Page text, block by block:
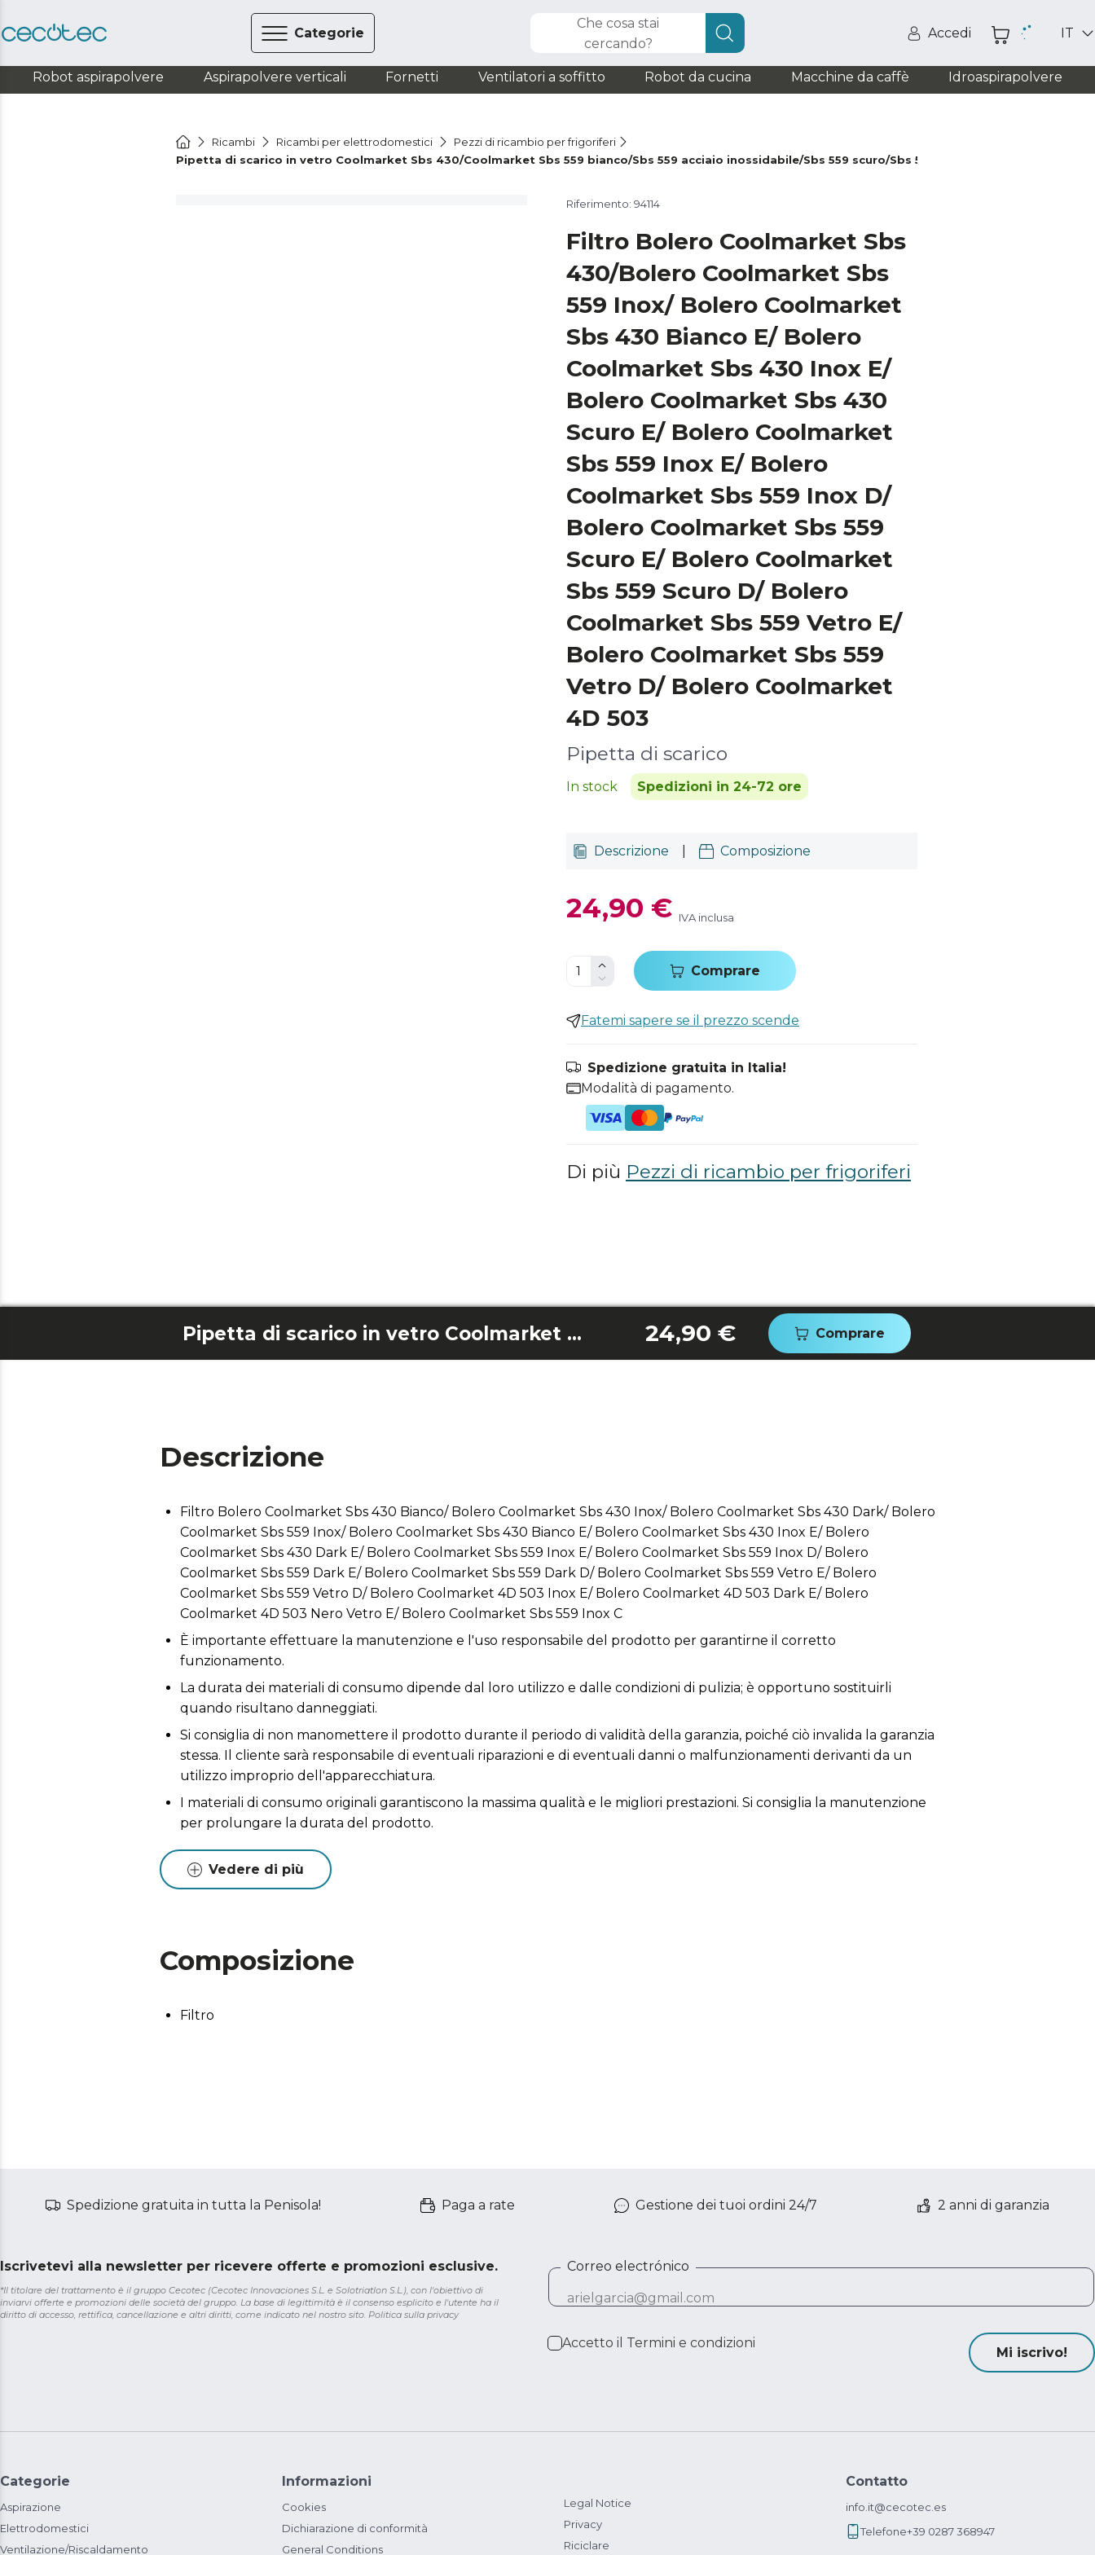
Categorie
Che cosa stai
cercando?
Accedi IT
Robot aspirapolvere Aspirapolvere verticali Fornetti Ventilatori a soffitto Robot da cucina Macchine da caffè Idroaspirapolvere
Ricambi Ricambi per elettrodomestici
Pezzi di ricambio per frigoriferi
Pipetta di scarico in vetro Coolmarket Sbs 430/Coolmarket Sbs 559 bianco/Sbs 559 acciaio inossidabile/Sbs 559 scuro/Sbs 559
Riferimento: 94114
Filtro Bolero Coolmarket Sbs
430/Bolero Coolmarket Sbs
559 Inox/ Bolero Coolmarket
Sbs 430 Bianco E/ Bolero
Coolmarket Sbs 430 Inox E/
Bolero Coolmarket Sbs 430
Scuro E/ Bolero Coolmarket
Sbs 559 Inox E/ Bolero
Coolmarket Sbs 559 Inox D/
Bolero Coolmarket Sbs 559
Scuro E/ Bolero Coolmarket
Sbs 559 Scuro D/ Bolero
Coolmarket Sbs 559 Vetro E/
Bolero Coolmarket Sbs 559
Vetro D/ Bolero Coolmarket
4D 503
Pipetta di scarico
In stock Spedizioni in 24-72 ore
Descrizione Composizione
24,90 € IVA inclusa
Comprare
Fatemi sapere se il prezzo scende
Spedizione gratuita in Italia!
Modalità di pagamento.
Di più Pezzi di ricambio per frigoriferi
Pipetta di scarico in vetro Coolmarket Sbs 430/Coolmarket Sbs 559 bianco/Sbs 559 acciaio inossidabile/Sbs 559 scuro/Sbs 559 24,90 € Comprare
Descrizione
Filtro Bolero Coolmarket Sbs 430 Bianco/ Bolero Coolmarket Sbs 430 Inox/ Bolero Coolmarket Sbs 430 Dark/ Bolero
Coolmarket Sbs 559 Inox/ Bolero Coolmarket Sbs 430 Bianco E/ Bolero Coolmarket Sbs 430 Inox E/ Bolero
Coolmarket Sbs 430 Dark E/ Bolero Coolmarket Sbs 559 Inox E/ Bolero Coolmarket Sbs 559 Inox D/ Bolero
Coolmarket Sbs 559 Dark E/ Bolero Coolmarket Sbs 559 Dark D/ Bolero Coolmarket Sbs 559 Vetro E/ Bolero
Coolmarket Sbs 559 Vetro D/ Bolero Coolmarket 4D 503 Inox E/ Bolero Coolmarket 4D 503 Dark E/ Bolero
Coolmarket 4D 503 Nero Vetro E/ Bolero Coolmarket Sbs 559 Inox C
È importante effettuare la manutenzione e l'uso responsabile del prodotto per garantirne il corretto
funzionamento.
La durata dei materiali di consumo dipende dal loro utilizzo e dalle condizioni di pulizia; è opportuno sostituirli
quando risultano danneggiati.
Si consiglia di non manomettere il prodotto durante il periodo di validità della garanzia, poiché ciò invalida la garanzia
stessa. Il cliente sarà responsabile di eventuali riparazioni e di eventuali danni o malfunzionamenti derivanti da un
utilizzo improprio dell'apparecchiatura.
I materiali di consumo originali garantiscono la massima qualità e le migliori prestazioni. Si consiglia la manutenzione
per prolungare la durata del prodotto.
Vedere di più
Composizione
Filtro
Spedizione gratuita in tutta la Penisola! Paga a rate Gestione dei tuoi ordini 24/7 2 anni di garanzia
Iscrivetevi alla newsletter per ricevere offerte e promozioni esclusive.
*Il titolare del trattamento è il gruppo Cecotec (Cecotec Innovaciones S.L. e Solotriatlon S.L.), con l'obiettivo di
inviarvi offerte e promozioni delle società del gruppo. La base di legittimità è il consenso esplicito e l'utente ha il
diritto di accesso, rettifica, cancellazione e altri diritti, come indicato nel nostro sito. Politica sulla privacy
Correo electrónico
Accetto il Termini e condizioni
Mi iscrivo!
Categorie
Aspirazione
Elettrodomestici
Ventilazione/Riscaldamento
Informazioni
Cookies
Dichiarazione di conformità
General Conditions
Legal Notice
Privacy
Riciclare
Contatto
info.it@cecotec.es
Telefone+39 0287 368947